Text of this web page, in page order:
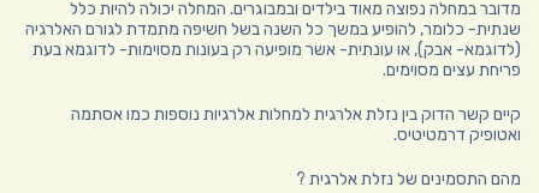
מדובר במחלה נפוצה מאוד בילדים ובמבוגרים. המחלה יכולה להיות כלל
שנתית- כלומר, להופיע במשך כל השנה בשל חשיפה מתמדת לגורם האלרגיה
(לדוגמא- אבק), או עונתית- אשר מופיעה רק בעונות מסוימות- לדוגמא בעת
פריחת עצים מסוימים.
קיים קשר הדוק בין נזלת אלרגית למחלות אלרגיות נוספות כמו אסתמה
ואטופיק דרמטיטיס.
מהם התסמינים של נזלת אלרגית ?